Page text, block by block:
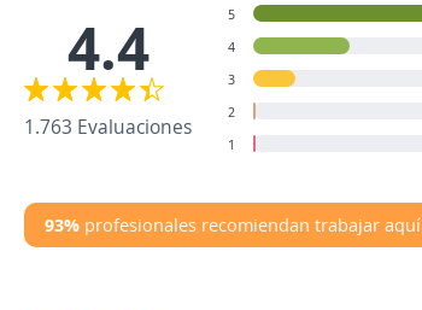
4.4
1.763 Evaluaciones
5
4
3
2
1
93% profesionales recomiendan trabajar aquí